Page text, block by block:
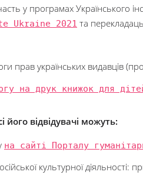
у програмах Українського
Ukraine 2021 та
прав українських видавців
на друк книжок для
відвідувачі можуть:
на сайті Порталу
культурної діяльності: